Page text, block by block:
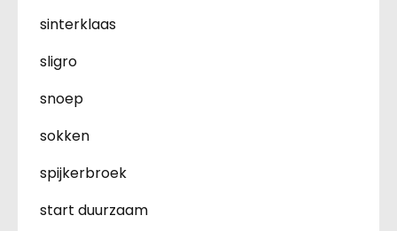
sinterklaas
sligro
snoep
sokken
spijkerbroek
start duurzaam